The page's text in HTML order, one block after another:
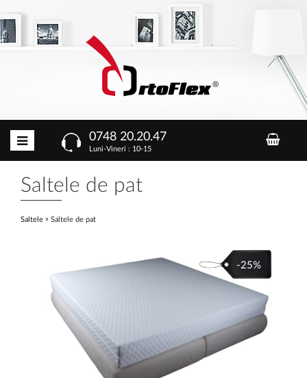
0748 20.20.47
Luni-Vineri : 10-15
Saltele de pat
Saltele » Saltele de pat
-25%